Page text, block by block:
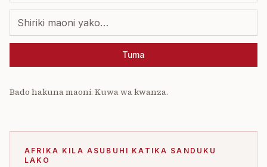
Tuma
Bado hakuna maoni. Kuwa wa kwanza.
AFRIKA KILA ASUBUHI KATIKA SANDUKU
LAKO